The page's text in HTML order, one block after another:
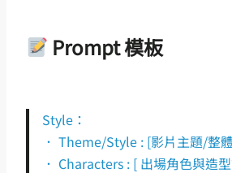
Prompt 模板
Style：
． Theme/Style : [影片主題/整
． Characters : [ 出場角色與造